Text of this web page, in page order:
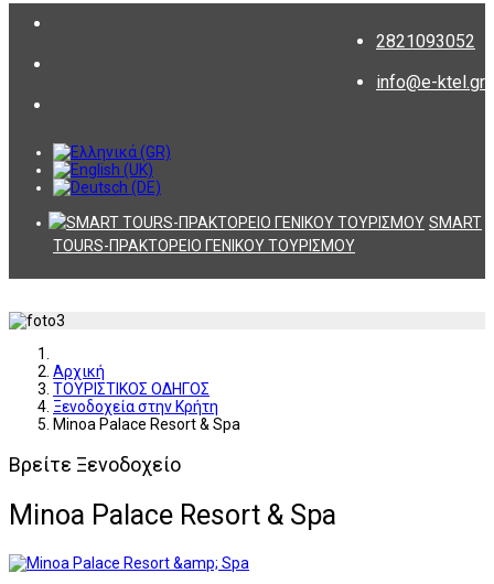
2821093052
info@e-ktel.gr
SMART
TOURS-ΠΡΑΚΤΟΡΕΙΟ ΓΕΝΙΚΟΥ ΤΟΥΡΙΣΜΟΥ
Αρχική
ΤΟΥΡΙΣΤΙΚΟΣ ΟΔΗΓΟΣ
Ξενοδοχεία στην Κρήτη
Minoa Palace Resort & Spa
Βρείτε Ξενοδοχείο
Minoa Palace Resort & Spa